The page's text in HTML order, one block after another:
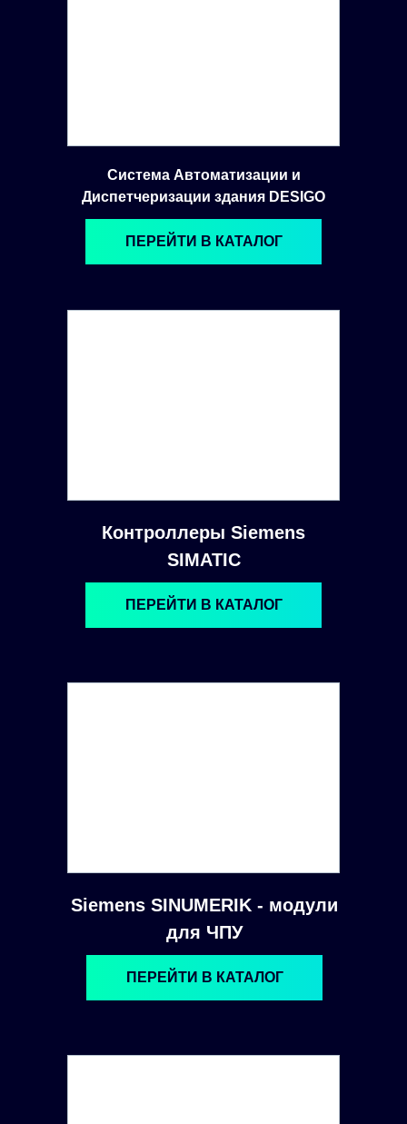
Система Автоматизации и
Диспетчеризации здания DESIGO
Контроллеры Siemens
SIMATIC
Siemens SINUMERIK - модули
для ЧПУ
ПЕРЕЙТИ В КАТАЛОГ
ПЕРЕЙТИ В КАТАЛОГ
ПЕРЕЙТИ В КАТАЛОГ